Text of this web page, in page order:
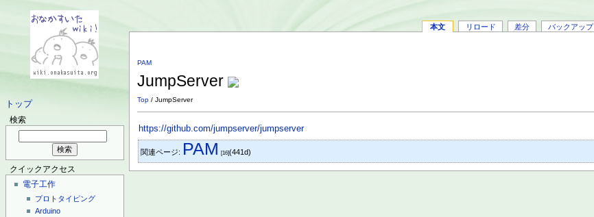
トップ
検索
クイックアクセス
電子工作
プロトタイピング
Arduino
本文 リロード 差分 バックアップ
PAM
JumpServer
Top / JumpServer
https://github.com/jumpserver/jumpserver
関連ページ: PAM [16](441d)